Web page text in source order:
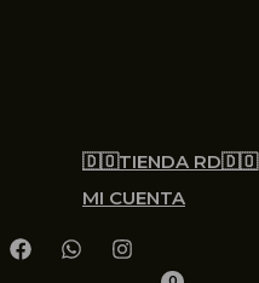
🇩🇴TIENDA RD🇩🇴
MI CUENTA